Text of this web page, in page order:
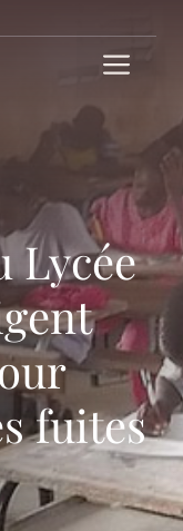
Lycée
fuites